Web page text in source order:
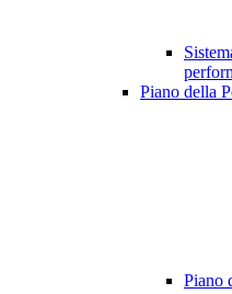
Piano della
Piano